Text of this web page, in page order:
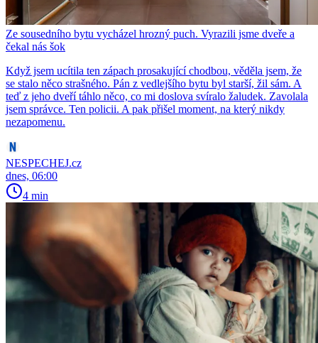
Ze sousedního bytu vycházel hrozný puch. Vyrazili jsme dveře a
čekal nás šok
Když jsem ucítila ten zápach prosakující chodbou, věděla jsem, že
se stalo něco strašného. Pán z vedlejšího bytu byl starší, žil sám. A
teď z jeho dveří táhlo něco, co mi doslova svíralo žaludek. Zavolala
jsem správce. Ten policii. A pak přišel moment, na který nikdy
nezapomenu.
NESPECHEJ.cz
dnes, 06:00
4 min